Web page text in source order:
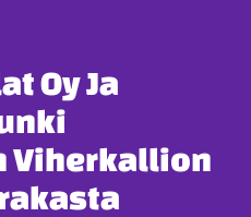
Oy Ja
Viherkallion